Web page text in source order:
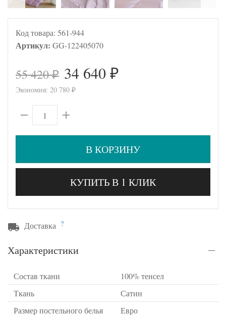
Код товара: 561-944
Артикул: GG-122405070
55 420₽ 34 640 ₽
Экономия: 20 780 ₽
В КОРЗИНУ
КУПИТЬ В 1 КЛИК
Доставка ?
Характеристики
Состав ткани
100% тенсел
Ткань
Сатин
Размер постельного белья
Евро